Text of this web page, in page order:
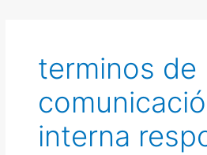
terminos de
interna